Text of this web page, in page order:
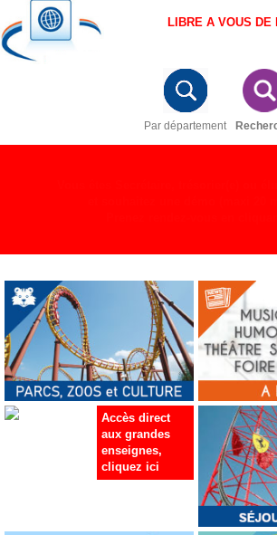
LIBRE A VOUS DE
Par département
Accès direct
aux grandes
enseignes,
cliquez ici